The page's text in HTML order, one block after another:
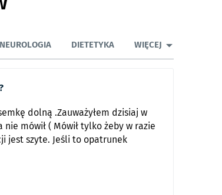
NEUROLOGIA DIETETYKA WIĘCEJ
dolną .Zauważyłem dzisiaj w
mówił ( Mówił tylko żeby w razie
jest szyte. Jeśli to opatrunek